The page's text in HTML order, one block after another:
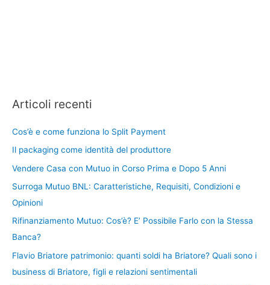
Articoli recenti
Cos’è e come funziona lo Split Payment
Il packaging come identità del produttore
Vendere Casa con Mutuo in Corso Prima e Dopo 5 Anni
Surroga Mutuo BNL: Caratteristiche, Requisiti, Condizioni e
Opinioni
Rifinanziamento Mutuo: Cos’è? E’ Possibile Farlo con la Stessa
Banca?
Flavio Briatore patrimonio: quanti soldi ha Briatore? Quali sono i
business di Briatore, figli e relazioni sentimentali